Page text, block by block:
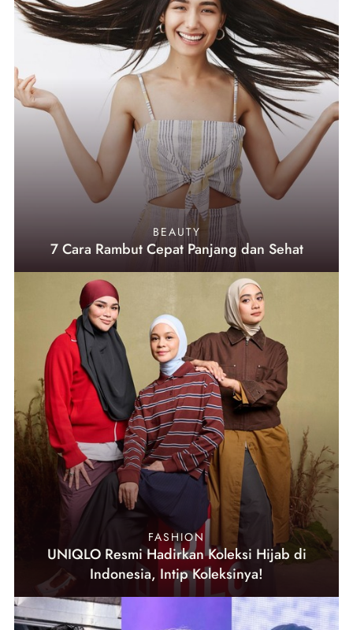
BEAUTY
7 Cara Rambut Cepat Panjang dan Sehat
FASHION
UNIQLO Resmi Hadirkan Koleksi Hijab di
Indonesia, Intip Koleksinya!